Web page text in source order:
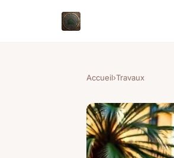
Accueil›Travaux